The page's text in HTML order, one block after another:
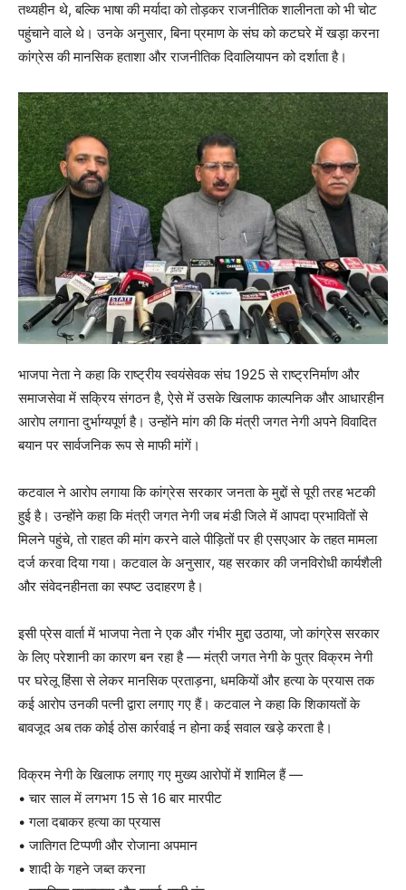
तथ्यहीन थे, बल्कि भाषा की मर्यादा को तोड़कर राजनीतिक शालीनता को भी चोट
पहुंचाने वाले थे। उनके अनुसार, बिना प्रमाण के संघ को कटघरे में खड़ा करना
कांग्रेस की मानसिक हताशा और राजनीतिक दिवालियापन को दर्शाता है।
भाजपा नेता ने कहा कि राष्ट्रीय स्वयंसेवक संघ 1925 से राष्ट्रनिर्माण और
समाजसेवा में सक्रिय संगठन है, ऐसे में उसके खिलाफ काल्पनिक और आधारहीन
आरोप लगाना दुर्भाग्यपूर्ण है। उन्होंने मांग की कि मंत्री जगत नेगी अपने विवादित
बयान पर सार्वजनिक रूप से माफी मांगें।
कटवाल ने आरोप लगाया कि कांग्रेस सरकार जनता के मुद्दों से पूरी तरह भटकी
हुई है। उन्होंने कहा कि मंत्री जगत नेगी जब मंडी जिले में आपदा प्रभावितों से
मिलने पहुंचे, तो राहत की मांग करने वाले पीड़ितों पर ही एसएआर के तहत मामला
दर्ज करवा दिया गया। कटवाल के अनुसार, यह सरकार की जनविरोधी कार्यशैली
और संवेदनहीनता का स्पष्ट उदाहरण है।
इसी प्रेस वार्ता में भाजपा नेता ने एक और गंभीर मुद्दा उठाया, जो कांग्रेस सरकार
के लिए परेशानी का कारण बन रहा है — मंत्री जगत नेगी के पुत्र विक्रम नेगी
पर घरेलू हिंसा से लेकर मानसिक प्रताड़ना, धमकियों और हत्या के प्रयास तक
कई आरोप उनकी पत्नी द्वारा लगाए गए हैं। कटवाल ने कहा कि शिकायतों के
बावजूद अब तक कोई ठोस कार्रवाई न होना कई सवाल खड़े करता है।
विक्रम नेगी के खिलाफ लगाए गए मुख्य आरोपों में शामिल हैं —
• चार साल में लगभग 15 से 16 बार मारपीट
• गला दबाकर हत्या का प्रयास
• जातिगत टिप्पणी और रोजाना अपमान
• शादी के गहने जब्त करना